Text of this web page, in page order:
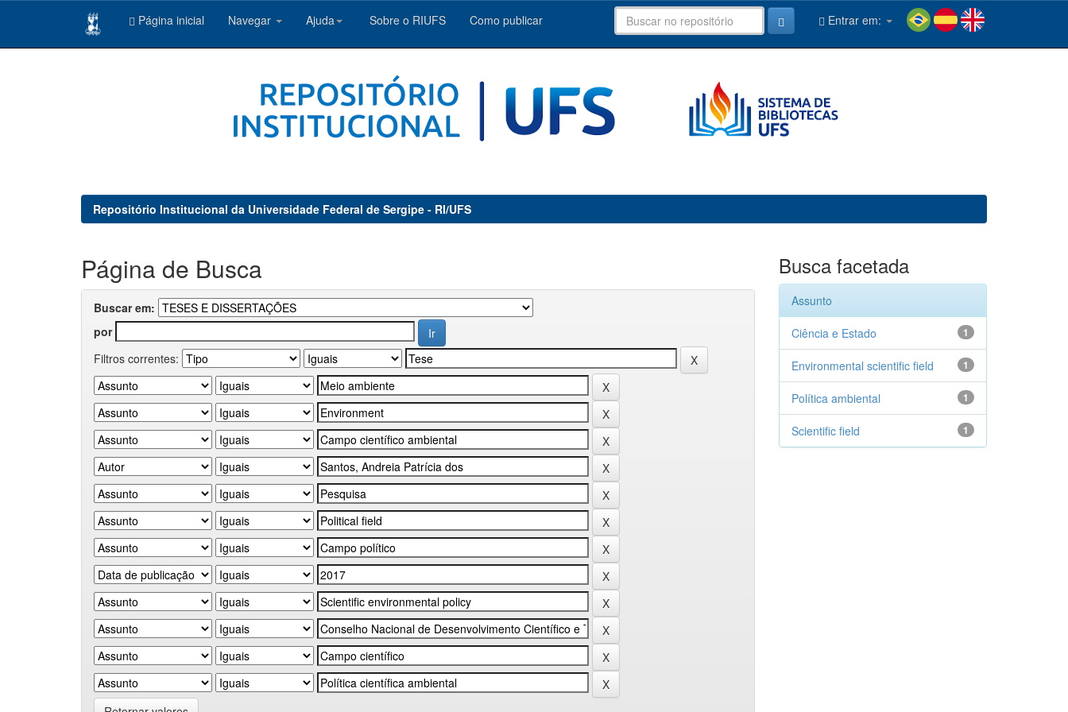
Página inicial Navegar Ajuda Sobre o RIUFS Como publicar Entrar em:
Repositório Institucional da Universidade Federal de Sergipe - RI/UFS
Página de Busca
Buscar em:
por
Filtros correntes:
Busca facetada
Assunto
1
Ciência e Estado
1
Environmental scientific field
1
Política ambiental
1
Scientific field